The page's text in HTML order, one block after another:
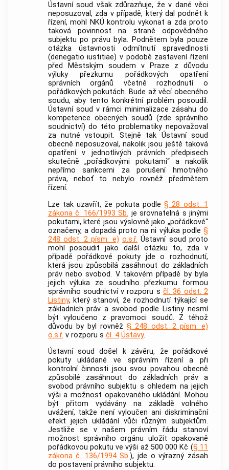
Ústavní soud však zdůrazňuje, že v dané věci
neposuzoval, zda v případě, který dal podnět k
řízení, mohl NKÚ kontrolu vykonat a zda proto
taková povinnost na straně odpovědného
subjektu po právu byla. Podnětem byla pouze
otázka ústavnosti odmítnutí spravedlnosti
(denegatio iustitiae) v podobě zastavení řízení
před Městským soudem v Praze z důvodu
výluky přezkumu pořádkových opatření
správních orgánů včetně rozhodnutí o
pořádkových pokutách. Bude až věcí obecného
soudu, aby tento konkrétní problém posoudil.
Ústavní soud v rámci minimalizace zásahu do
kompetence obecných soudů (zde správního
soudnictví) do této problematiky nepovažoval
za nutné vstoupit. Stejně tak Ústavní soud
obecně neposuzoval, nakolik jsou ještě taková
opatření v jednotlivých právních předpisech
skutečně „pořádkovými pokutami“ a nakolik
nepřímo sankcemi za porušení hmotného
práva, neboť to nebylo rovněž předmětem
řízení.
Lze tak uzavřít, že pokuta podle§ 28 odst. 1
zákona č. 166/1993 Sb. je srovnatelná s jinými
pokutami, které jsou výslovně jako „pořádkové“
označeny, a dopadá proto na ni výluka podle §
248 odst. 2 písm. e) o.s.ř. Ústavní soud proto
mohl posoudit jako další otázku to, zda v
případě pořádkové pokuty jde o rozhodnutí,
která jsou způsobilá zasáhnout do základních
práv nebo svobod. V takovém případě by byla
jejich výluka ze soudního přezkumu formou
správního soudnictví v rozporu sčl. 36 odst. 2
Listiny, který stanoví, že rozhodnutí týkající se
základních práv a svobod podle Listiny nesmí
být vyloučeno z pravomoci soudů. Z téhož
důvodu by byl rovněž§ 248 odst. 2 písm. e)
o.s.ř. v rozporu s čl. 4 Ústavy.
Ústavní soud
došel k závěru, že pořádkové
pokuty ukládané ve správním řízení a při
kontrolní činnosti jsou svou povahou obecně
způsobilé zasáhnout do základních práv a
svobod právního subjektu s ohledem na jejich
výši a možnost opakovaného ukládání. Mohou
být přitom vydávány na základě volného
uvážení, takže není vyloučen ani diskriminační
efekt jejich ukládání vůči různým subjektům.
Jestliže se v našem právním řádu stanoví
možnost správního orgánu uložit opakovaně
pořádkovou pokutu ve výši až 500 000 Kč (§ 11
zákona č. 136/1994 Sb.), jde o výrazný zásah
do postavení právního subjektu.